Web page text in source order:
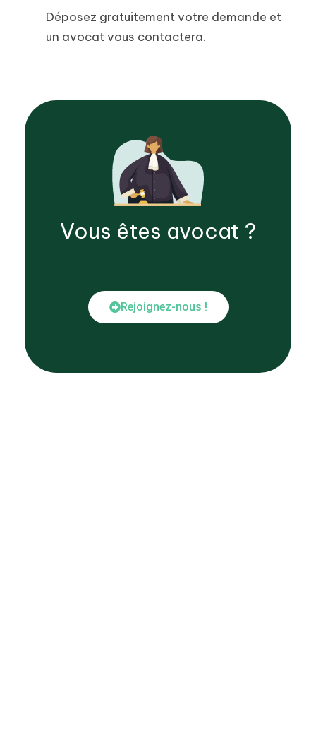
Déposez gratuitement votre demande et
un avocat vous contactera.
Vous êtes avocat ?
Rejoignez-nous !